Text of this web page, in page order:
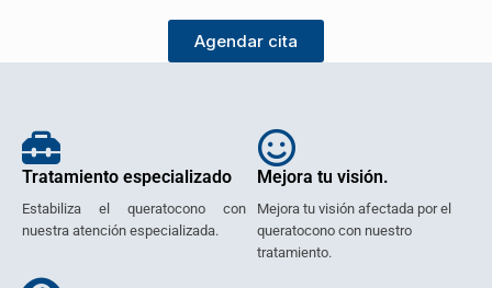
Agendar cita
Tratamiento especializado
Estabiliza el queratocono con
nuestra atención especializada.
Mejora tu visión.
Mejora tu visión afectada por el
queratocono con nuestro
tratamiento.